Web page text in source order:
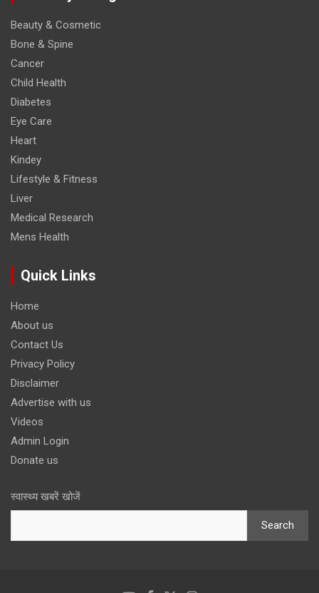
Beauty & Cosmetic
Bone & Spine
Cancer
Child Health
Diabetes
Eye Care
Heart
Kindey
Lifestyle & Fitness
Liver
Medical Research
Mens Health
Quick Links
Home
About us
Contact Us
Privacy Policy
Disclaimer
Advertise with us
Videos
Admin Login
Donate us
स्वास्थ्य खबरें खोजें
Search